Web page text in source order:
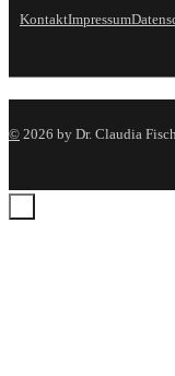
KontaktImpressum
© 2026 by Dr. Claudia